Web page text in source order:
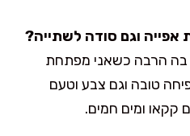
הרבה כשאני מפתחת
טובה וגם צבע וטעם
קקאו ומים חמים.